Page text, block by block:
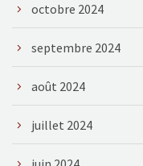
octobre 2024
septembre 2024
août 2024
juillet 2024